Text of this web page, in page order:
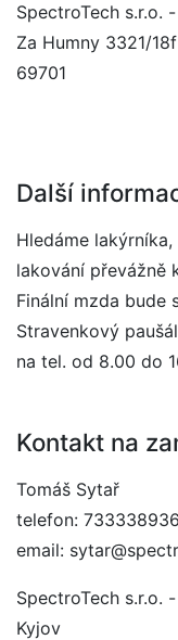
SpectroTech s.r.o.
Za Humny 3321/18f
69701
Další
Hledáme
lakování převážně
Finální mzda bude
Stravenkový
na tel. od 8.00 do
Kontakt na
Tomáš Sytař
telefon: 733338936
email:
SpectroTech s.r.o.
Kyjov